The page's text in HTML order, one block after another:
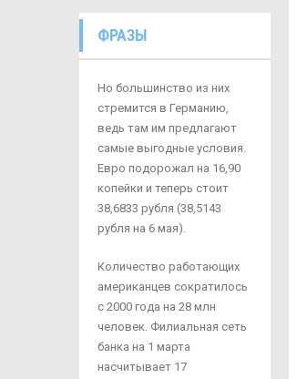
ФРАЗЫ
Но большинство из них
стремится в Германию,
ведь там им предлагают
самые выгодные условия.
Евро подорожал на 16,90
копейки и теперь стоит
38,6833 рубля (38,5143
рубля на 6 мая).
Количество работающих
американцев сократилось
с 2000 года на 28 млн
человек. Филиальная сеть
банка на 1 марта
насчитывает 17